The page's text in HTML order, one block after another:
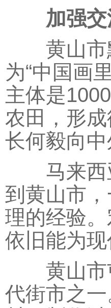
加强
黄山市黟
为“中国画
主体是
农田，形
长何毅向
马来西亚
到黄山市
理的经验
依旧能为
黄山市屯
代街市之